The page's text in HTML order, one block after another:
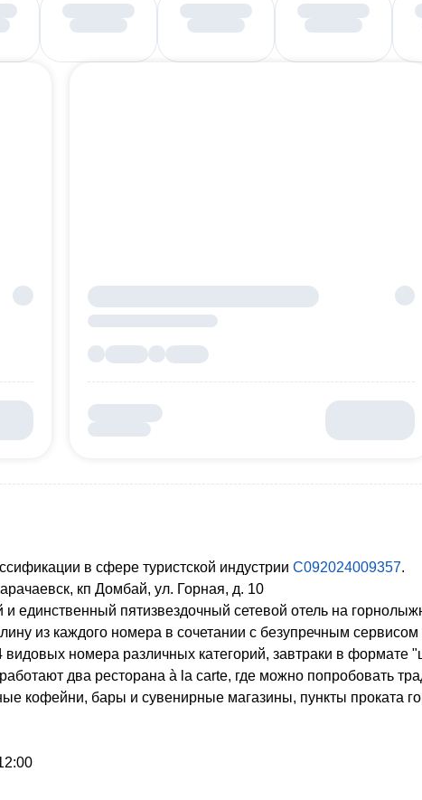
в сфере туристской индустрии С092024009357.
кп Домбай, ул. Горная, д. 10
и единственный пятизвездочный сетевой отель на
из каждого номера в сочетании с безупречным сервисом
номера различных категорий, завтраки в формате
два ресторана à la carte, где можно попробовать
кофейни, бары и сувенирные магазины, пункты проката